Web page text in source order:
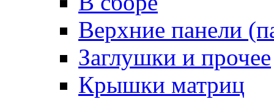
Верхние панели
Заглушки и прочее
Крышки матриц